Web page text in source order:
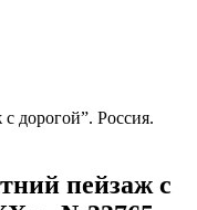
пейзаж с